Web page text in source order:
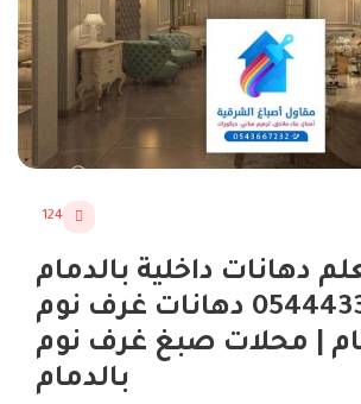
124
دهانات داخلية بالدمام
جوال:0544433232 دهانات غرف نوم
| محلات صبغ غرف نوم
بالدمام